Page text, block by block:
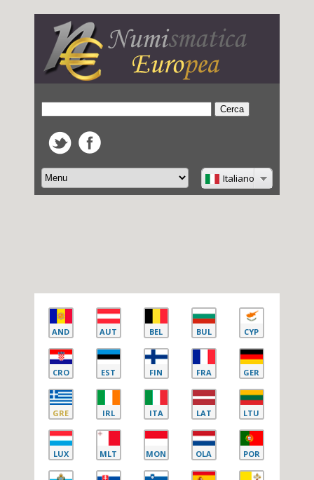
Italiano
AND AUT BEL BUL CYP
CRO EST FIN FRA GER
GRE IRL ITA LAT LTU
LUX MLT MON OLA POR